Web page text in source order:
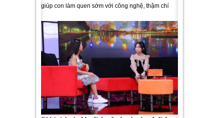
giúp con làm quen sớm với công nghệ, thậm chí